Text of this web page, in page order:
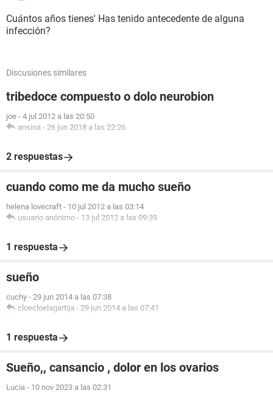
Cuántos años tienes' Has tenido antecedente de alguna
infección?
Discusiones similares
tribedoce compuesto o dolo neurobion
joe - 4 jul 2012 a las 20:50
ansina - 26 jun 2018 a las 22:26
2 respuestas
cuando como me da mucho sueño
helena lovecraft - 10 jul 2012 a las 03:14
usuario anónimo - 13 jul 2012 a las 09:39
1 respuesta
sueño
cuchy - 29 jun 2014 a las 07:38
cloecloelagartija - 29 jun 2014 a las 07:41
1 respuesta
Sueño,, cansancio , dolor en los ovarios
Lucia - 10 nov 2023 a las 02:31